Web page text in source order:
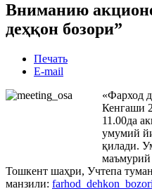
Вниманию
деҳқон бозори”
Печать
E-mail
«Фарход
Кенгаши
11.00да
умумий
қилади.
маъмурий
Тошкент шаҳри, Учтепа
манзили: